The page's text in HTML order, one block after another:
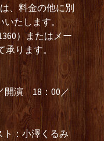
、料金の他に別
たします。
）またはメー
承ります。
演 18：00／
：小澤くるみ